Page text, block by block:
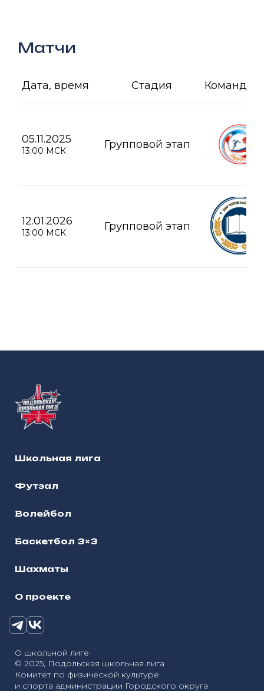
Матчи
Дата, время Стадия Команда А
05.11.2025
13:00 МСК Групповой этап
12.01.2026
13:00 МСК Групповой этап
Школьная лига
Футзал
Волейбол
Баскетбол 3×3
Шахматы
О проекте
О школьной лиге
© 2025, Подольская школьная лига
Комитет по физической культуре
и спорта администрации Городского округа